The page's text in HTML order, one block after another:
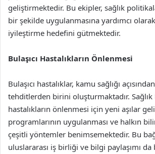
geliştirmektedir. Bu ekipler, sağlık
bir şekilde uygulanmasına yardımcı
iyileştirme hedefini gütmektedir.
Bulaşıcı Hastalıkların Önlenmesi
Bulaşıcı hastalıklar, kamu sağlığı
tehditlerden birini oluşturmaktadır. Sağlık
hastalıkların önlenmesi için yeni aşılar
programlarının uygulanması ve halkın
çeşitli yöntemler benimsemektedir. Bu
uluslararası iş birliği ve bilgi paylaşımı